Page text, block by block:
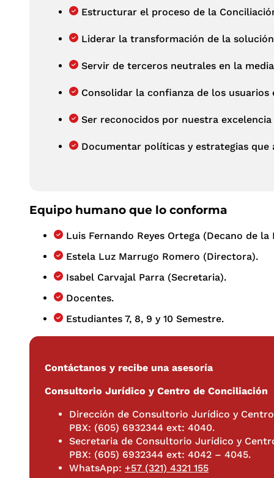
Estructurar el proceso de la
Liderar la transformación de la
Servir de terceros neutrales en la
Consolidar la confianza de los
Ser reconocidos por nuestra
Documentar políticas y estrategias
Equipo humano que lo conforma
Luis Fernando Reyes Ortega (Decano de
Estela Luz Marrugo Romero (Directora).
Isabel Carvajal Parra (Secretaria).
Docentes.
Estudiantes 7, 8, 9 y 10 Semestre.
Contáctanos y recibe una asesoría
Consultorio Jurídico y Centro de Conciliación
Dirección de Consultorio Jurídico y
PBX: (605) 6932344 ext: 4040.
Secretaria de Consultorio Jurídico y
PBX: (605) 6932344 ext: 4042 – 4045.
WhatsApp: +57 (321) 4321 155